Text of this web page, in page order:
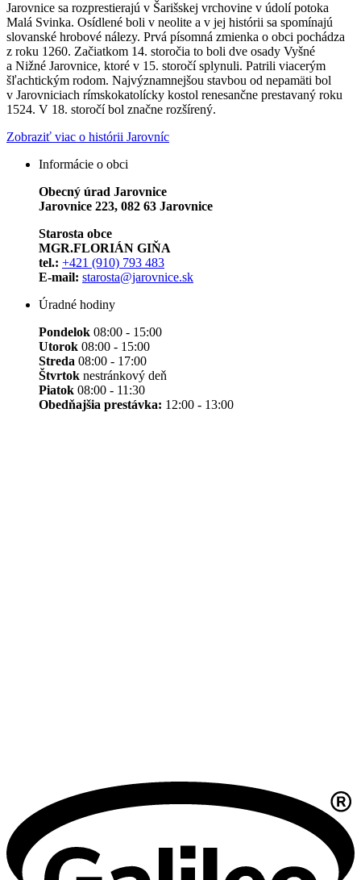
Jarovnice sa rozprestierajú v Šarišskej vrchovine v údolí potoka
Malá Svinka. Osídlené boli v neolite a v jej histórii sa spomínajú
slovanské hrobové nálezy. Prvá písomná zmienka o obci pochádza
z roku 1260. Začiatkom 14. storočia to boli dve osady Vyšné
a Nižné Jarovnice, ktoré v 15. storočí splynuli. Patrili viacerým
šľachtickým rodom. Najvýznamnejšou stavbou od nepamäti bol
v Jarovniciach rímskokatolícky kostol renesančne prestavaný roku
1524. V 18. storočí bol značne rozšírený.
Zobraziť viac o histórii Jarovníc
Informácie o obci
Obecný úrad Jarovnice
Jarovnice 223, 082 63 Jarovnice
Starosta obce
MGR.FLORIÁN GIŇA
tel.: +421 (910) 793 483
E-mail: starosta@jarovnice.sk
Úradné hodiny
Pondelok 08:00 - 15:00
Utorok 08:00 - 15:00
Streda 08:00 - 17:00
Štvrtok nestránkový deň
Piatok 08:00 - 11:30
Obedňajšia prestávka: 12:00 - 13:00